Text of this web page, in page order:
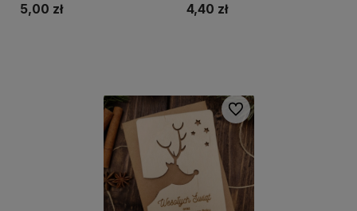
5,00 zł 4,40 zł
Do ulubionych